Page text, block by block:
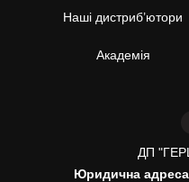
Наші дистриб’ютори
Академія
ДП
Юридична